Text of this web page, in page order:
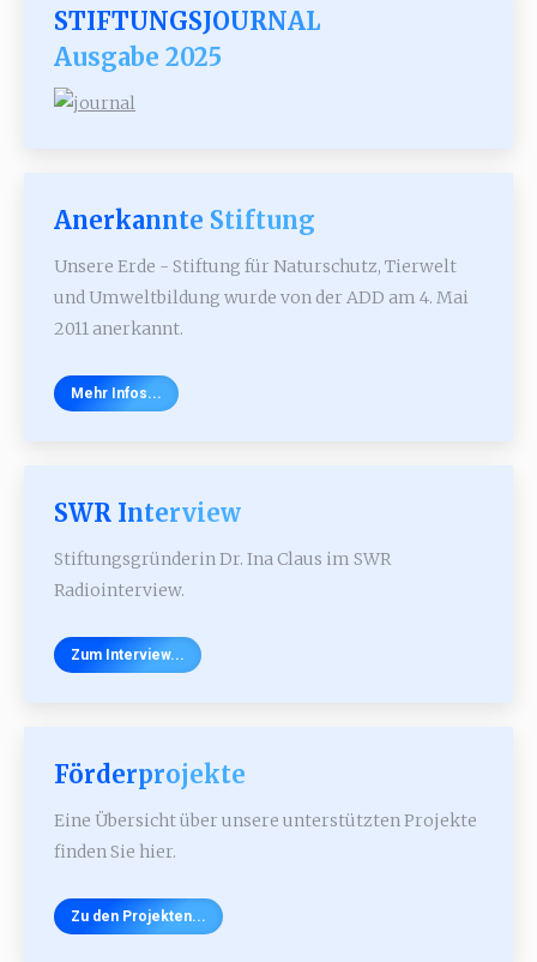
STIFTUNGSJOURNAL
Ausgabe 2025
Anerkannte Stiftung
Unsere Erde - Stiftung für Naturschutz, Tierwelt
und Umweltbildung wurde von der ADD am 4. Mai
2011 anerkannt.
Mehr Infos...
SWR Interview
Stiftungsgründerin Dr. Ina Claus im SWR
Radiointerview.
Zum Interview...
Förderprojekte
Eine Übersicht über unsere unterstützten Projekte
finden Sie hier.
Zu den Projekten...